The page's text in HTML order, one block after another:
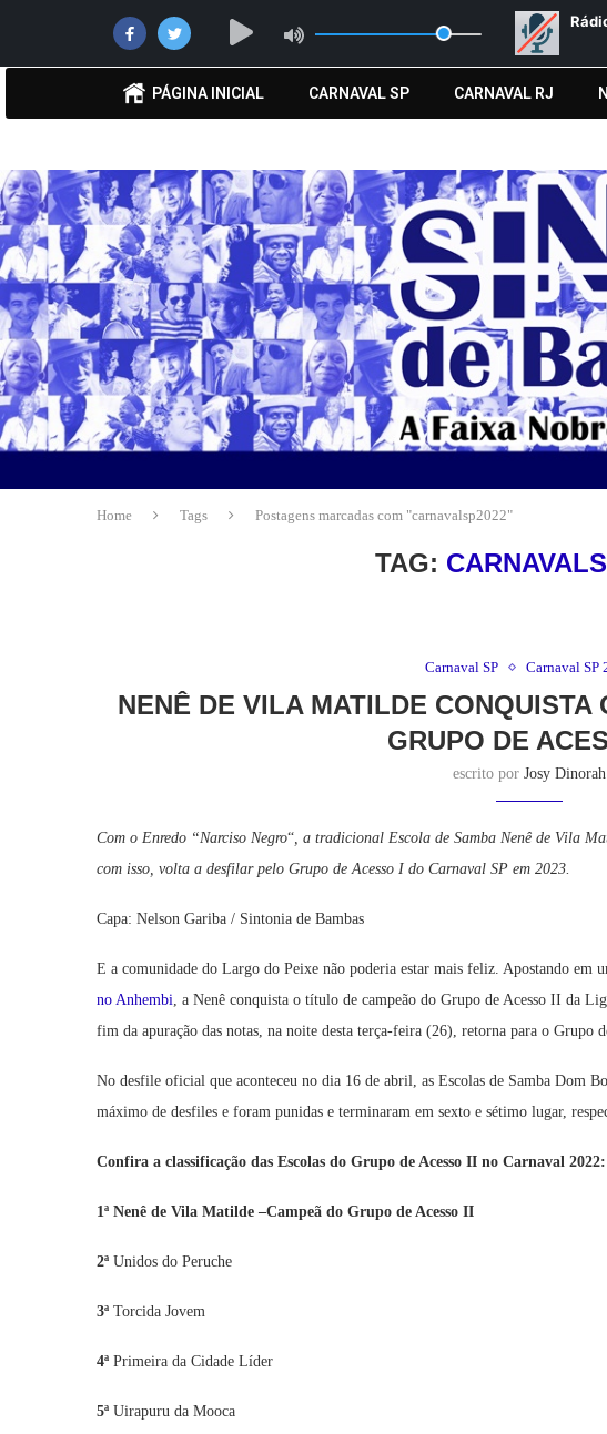
PÁGINA INICIAL CARNAVAL SP CARNAVAL RJ
Home Tags Postagens marcadas com "carnavalsp2022"
TAG:
Carnaval SP Carnaval SP
NENÊ DE VILA MATILDE
GRUPO DE
escrito por Josy Dinorah
Com o Enredo “Narciso Negro“, a tradicional Escola de Samba Nenê de Vila
com isso, volta a desfilar pelo Grupo de Acesso I do Carnaval SP em 2023.
Capa: Nelson Gariba / Sintonia de Bambas
E a comunidade do Largo do Peixe não poderia estar mais feliz. Apostando em
no Anhembi, a Nenê conquista o título de campeão do Grupo de Acesso II da
fim da apuração das notas, na noite desta terça-feira (26), retorna para o Grupo
No desfile oficial que aconteceu no dia 16 de abril, as Escolas de Samba Dom
máximo de desfiles e foram punidas e terminaram em sexto e sétimo lugar,
Confira a classificação das Escolas do Grupo de Acesso II no Carnaval 2022:
1ª Nenê de Vila Matilde –Campeã do Grupo de Acesso II
2ª Unidos do Peruche
3ª Torcida Jovem
4ª Primeira da Cidade Líder
5ª Uirapuru da Mooca